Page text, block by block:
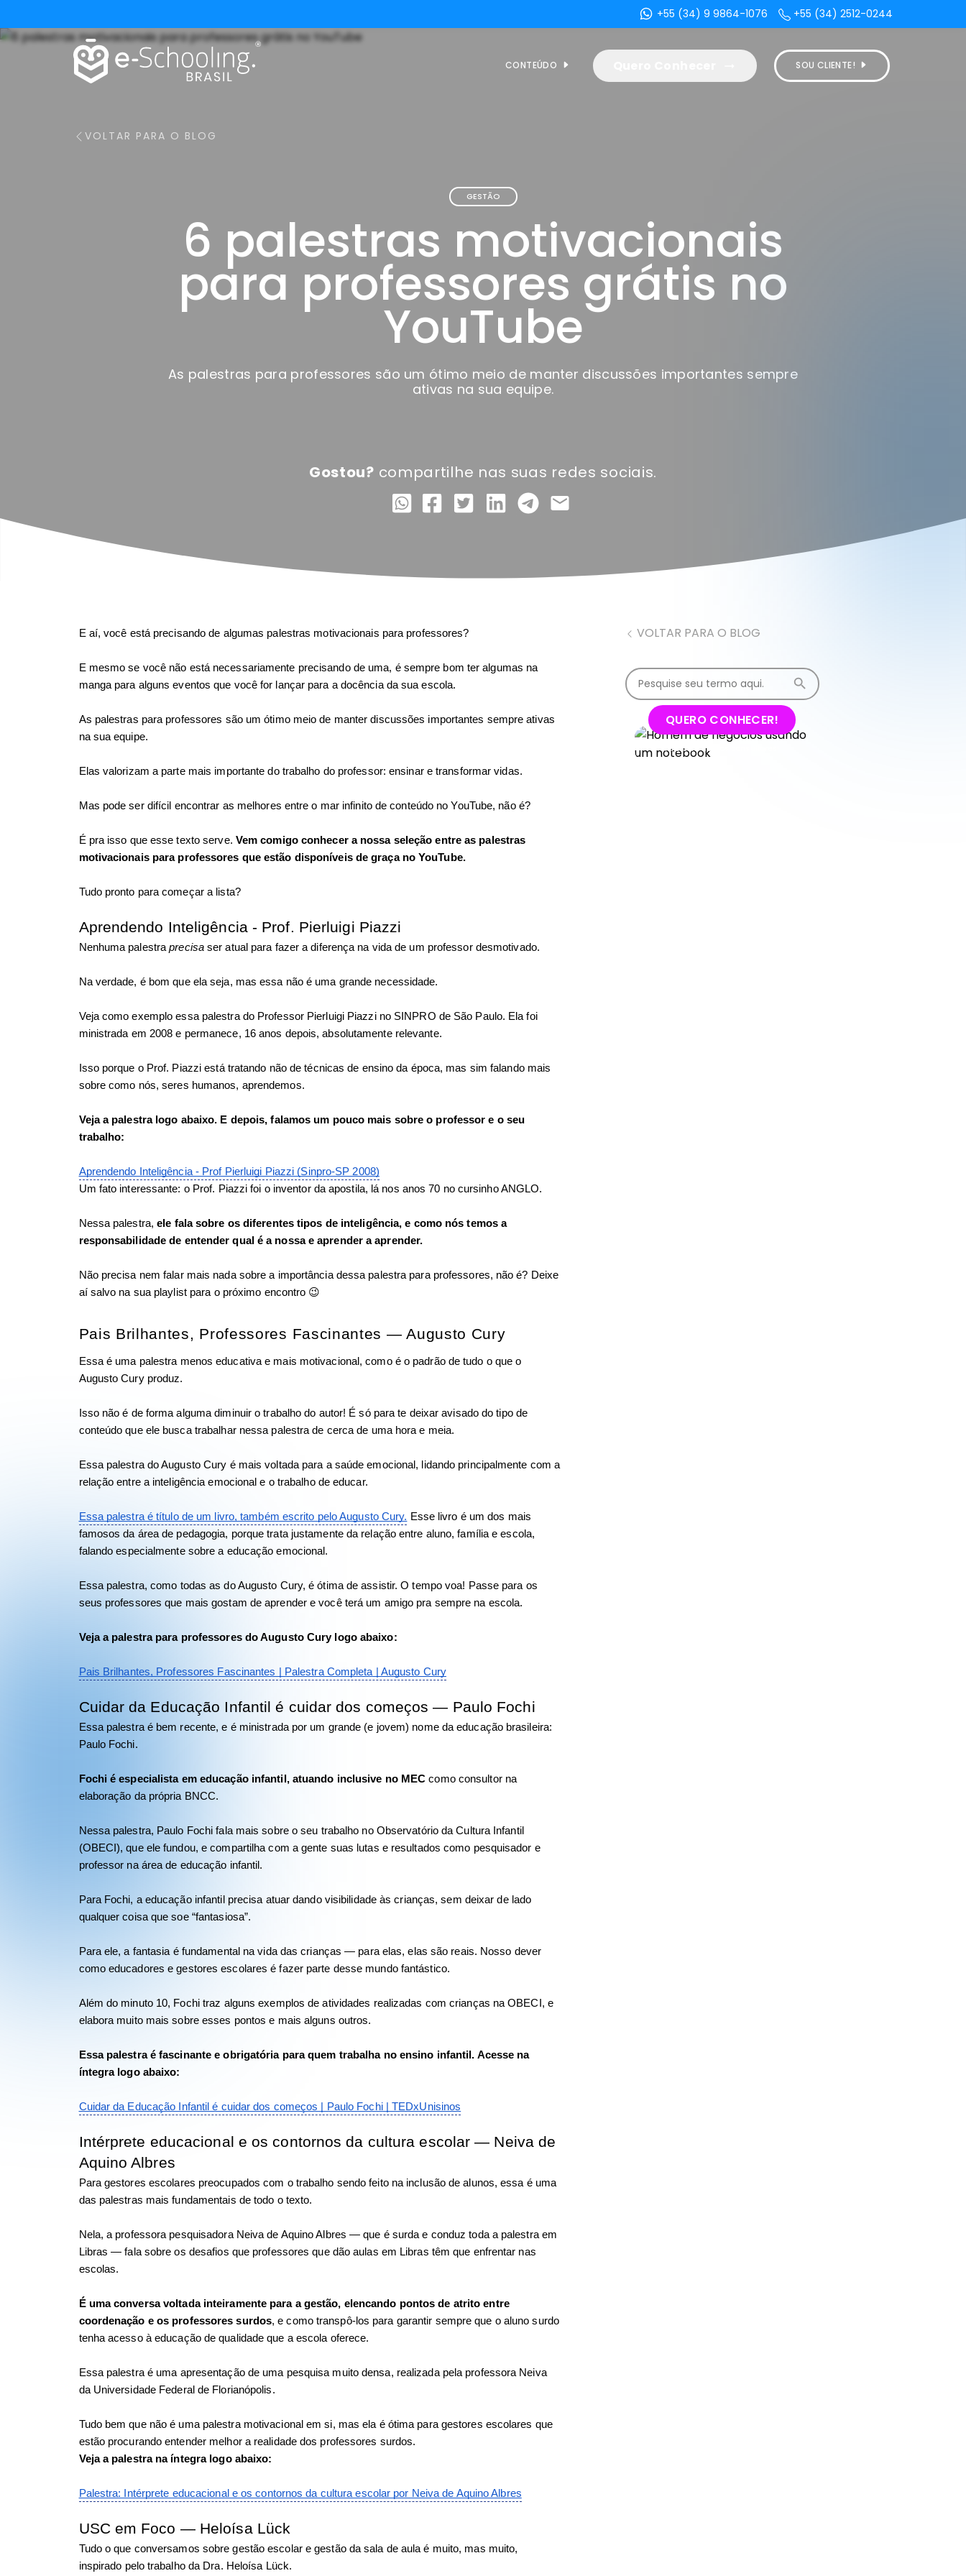
+55 (34) 9 9864-1076 +55 (34) 2512-0244
CONTEÚDO SOU CLIENTE!
VOLTAR PARA O BLOG
GESTÃO
6 palestras motivacionais
para professores grátis no
YouTube
As palestras para professores são um ótimo meio de manter discussões importantes sempre
ativas na sua equipe.
Gostou? compartilhe nas suas redes sociais.
E aí, você está precisando de algumas palestras motivacionais para professores?
E mesmo se você não está necessariamente precisando de uma, é sempre bom ter algumas na
manga para alguns eventos que você for lançar para a docência da sua escola.
As palestras para professores são um ótimo meio de manter discussões importantes sempre ativas
na sua equipe.
Elas valorizam a parte mais importante do trabalho do professor: ensinar e transformar vidas.
Mas pode ser difícil encontrar as melhores entre o mar infinito de conteúdo no YouTube, não é?
É pra isso que esse texto serve. Vem comigo conhecer a nossa seleção entre as palestras
motivacionais para professores que estão disponíveis de graça no YouTube.
Tudo pronto para começar a lista?
Aprendendo Inteligência - Prof. Pierluigi Piazzi
Nenhuma palestra precisa ser atual para fazer a diferença na vida de um professor desmotivado.
Na verdade, é bom que ela seja, mas essa não é uma grande necessidade.
Veja como exemplo essa palestra do Professor Pierluigi Piazzi no SINPRO de São Paulo. Ela foi
ministrada em 2008 e permanece, 16 anos depois, absolutamente relevante.
Isso porque o Prof. Piazzi está tratando não de técnicas de ensino da época, mas sim falando mais
sobre como nós, seres humanos, aprendemos.
Veja a palestra logo abaixo. E depois, falamos um pouco mais sobre o professor e o seu
trabalho:
Aprendendo Inteligência - Prof Pierluigi Piazzi (Sinpro-SP 2008)
Um fato interessante: o Prof. Piazzi foi o inventor da apostila, lá nos anos 70 no cursinho ANGLO.
Nessa palestra, ele fala sobre os diferentes tipos de inteligência, e como nós temos a
responsabilidade de entender qual é a nossa e aprender a aprender.
Não precisa nem falar mais nada sobre a importância dessa palestra para professores, não é? Deixe
aí salvo na sua playlist para o próximo encontro 😉
Pais Brilhantes, Professores Fascinantes — Augusto Cury
Essa é uma palestra menos educativa e mais motivacional, como é o padrão de tudo o que o
Augusto Cury produz.
Isso não é de forma alguma diminuir o trabalho do autor! É só para te deixar avisado do tipo de
conteúdo que ele busca trabalhar nessa palestra de cerca de uma hora e meia.
Essa palestra do Augusto Cury é mais voltada para a saúde emocional, lidando principalmente com a
relação entre a inteligência emocional e o trabalho de educar.
Essa palestra é título de um livro, também escrito pelo Augusto Cury. Esse livro é um dos mais
famosos da área de pedagogia, porque trata justamente da relação entre aluno, família e escola,
falando especialmente sobre a educação emocional.
Essa palestra, como todas as do Augusto Cury, é ótima de assistir. O tempo voa! Passe para os
seus professores que mais gostam de aprender e você terá um amigo pra sempre na escola.
Veja a palestra para professores do Augusto Cury logo abaixo:
Pais Brilhantes, Professores Fascinantes | Palestra Completa | Augusto Cury
Cuidar da Educação Infantil é cuidar dos começos — Paulo Fochi
Essa palestra é bem recente, e é ministrada por um grande (e jovem) nome da educação brasileira:
Paulo Fochi.
Fochi é especialista em educação infantil, atuando inclusive no MEC como consultor na
elaboração da própria BNCC.
Nessa palestra, Paulo Fochi fala mais sobre o seu trabalho no Observatório da Cultura Infantil
(OBECI), que ele fundou, e compartilha com a gente suas lutas e resultados como pesquisador e
professor na área de educação infantil.
Para Fochi, a educação infantil precisa atuar dando visibilidade às crianças, sem deixar de lado
qualquer coisa que soe “fantasiosa”.
Para ele, a fantasia é fundamental na vida das crianças — para elas, elas são reais. Nosso dever
como educadores e gestores escolares é fazer parte desse mundo fantástico.
Além do minuto 10, Fochi traz alguns exemplos de atividades realizadas com crianças na OBECI, e
elabora muito mais sobre esses pontos e mais alguns outros.
Essa palestra é fascinante e obrigatória para quem trabalha no ensino infantil. Acesse na
íntegra logo abaixo:
Cuidar da Educação Infantil é cuidar dos começos | Paulo Fochi | TEDxUnisinos
Intérprete educacional e os contornos da cultura escolar — Neiva de
Aquino Albres
Para gestores escolares preocupados com o trabalho sendo feito na inclusão de alunos, essa é uma
das palestras mais fundamentais de todo o texto.
Nela, a professora pesquisadora Neiva de Aquino Albres — que é surda e conduz toda a palestra em
Libras — fala sobre os desafios que professores que dão aulas em Libras têm que enfrentar nas
escolas.
É uma conversa voltada inteiramente para a gestão, elencando pontos de atrito entre
coordenação e os professores surdos, e como transpô-los para garantir sempre que o aluno surdo
tenha acesso à educação de qualidade que a escola oferece.
Essa palestra é uma apresentação de uma pesquisa muito densa, realizada pela professora Neiva
da Universidade Federal de Florianópolis.
Tudo bem que não é uma palestra motivacional em si, mas ela é ótima para gestores escolares que
estão procurando entender melhor a realidade dos professores surdos.
Veja a palestra na íntegra logo abaixo:
Palestra: Intérprete educacional e os contornos da cultura escolar por Neiva de Aquino Albres
USC em Foco — Heloísa Lück
Tudo o que conversamos sobre gestão escolar e gestão da sala de aula é muito, mas muito,
inspirado pelo trabalho da Dra. Heloísa Lück.
VOLTAR PARA O BLOG
QUERO CONHECER!
Fale com nossos consultores!